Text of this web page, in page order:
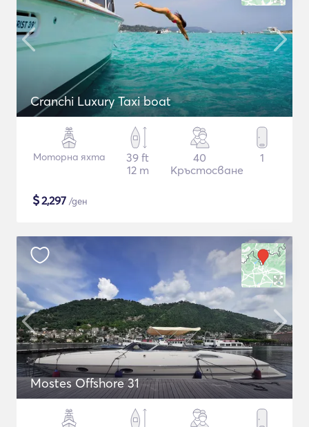
Cranchi Luxury Taxi boat
Моторна яхта
39 ft
12 m
40
Кръстосване
1
$2,297 /ден
Mostes Offshore 31